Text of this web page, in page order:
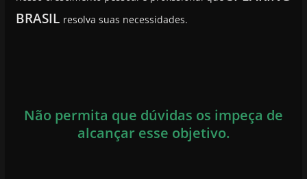
BRASIL resolva suas necessidades.
Não permita que dúvidas os impeça de
alcançar esse objetivo.